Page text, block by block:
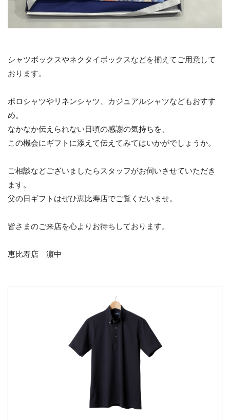
シャツボックスやネクタイボックスなどを揃えてご用意して
おります。
ポロシャツやリネンシャツ、カジュアルシャツなどもおすす
め。
なかなか伝えられない日頃の感謝の気持ちを、
この機会にギフトに添えて伝えてみてはいかがでしょうか。
ご相談などございましたらスタッフがお伺いさせていただき
ます。
父の日ギフトはぜひ恵比寿店でご覧くだいませ。
皆さまのご来店を心よりお待ちしております。
恵比寿店 濵中